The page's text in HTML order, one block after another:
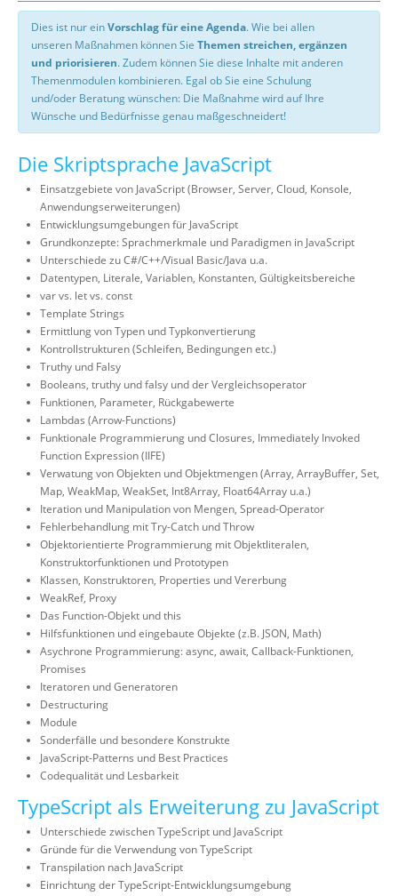
Dies ist nur einVorschlag für eine Agenda. Wie bei allen
unseren Maßnahmen können Sie Themen streichen, ergänzen
und priorisieren. Zudem können Sie diese Inhalte mit anderen
Themenmodulen kombinieren. Egal ob Sie eine Schulung
und/oder Beratung wünschen: Die Maßnahme wird auf Ihre
Wünsche und Bedürfnisse genau maßgeschneidert!
Die Skriptsprache JavaScript
Einsatzgebiete von JavaScript (Browser, Server, Cloud, Konsole,
Anwendungserweiterungen)
Entwicklungsumgebungen für JavaScript
Grundkonzepte: Sprachmerkmale und Paradigmen in JavaScript
Unterschiede zu C#/C++/Visual Basic/Java u.a.
Datentypen, Literale, Variablen, Konstanten, Gültigkeitsbereiche
var vs. let vs. const
Template Strings
Ermittlung von Typen und Typkonvertierung
Kontrollstrukturen (Schleifen, Bedingungen etc.)
Truthy und Falsy
Booleans, truthy und falsy und der Vergleichsoperator
Funktionen, Parameter, Rückgabewerte
Lambdas (Arrow-Functions)
Funktionale Programmierung und Closures, Immediately Invoked
Function Expression (IIFE)
Verwatung von Objekten und Objektmengen (Array, ArrayBuffer, Set,
Map, WeakMap, WeakSet, Int8Array, Float64Array u.a.)
Iteration und Manipulation von Mengen, Spread-Operator
Fehlerbehandlung mit Try-Catch und Throw
Objektorientierte Programmierung mit Objektliteralen,
Konstruktorfunktionen und Prototypen
Klassen, Konstruktoren, Properties und Vererbung
WeakRef, Proxy
Das Function-Objekt und this
Hilfsfunktionen und eingebaute Objekte (z.B. JSON, Math)
Asychrone Programmierung: async, await, Callback-Funktionen,
Promises
Iteratoren und Generatoren
Destructuring
Module
Sonderfälle und besondere Konstrukte
JavaScript-Patterns und Best Practices
Codequalität und Lesbarkeit
TypeScript als Erweiterung zu JavaScript
Unterschiede zwischen TypeScript und JavaScript
Gründe für die Verwendung von TypeScript
Transpilation nach JavaScript
Einrichtung der TypeScript-Entwicklungsumgebung